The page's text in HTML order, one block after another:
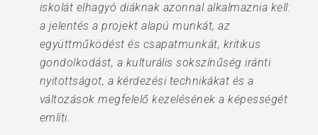
iskolát elhagyó diáknak azonnal alkalmaznia kell:
a jelentés a projekt alapú munkát, az
együttműködést és csapatmunkát, kritikus
gondolkodást, a kulturális sokszínűség iránti
nyitottságot, a kérdezési technikákat és a
változások megfelelő kezelésének a képességét
említi.